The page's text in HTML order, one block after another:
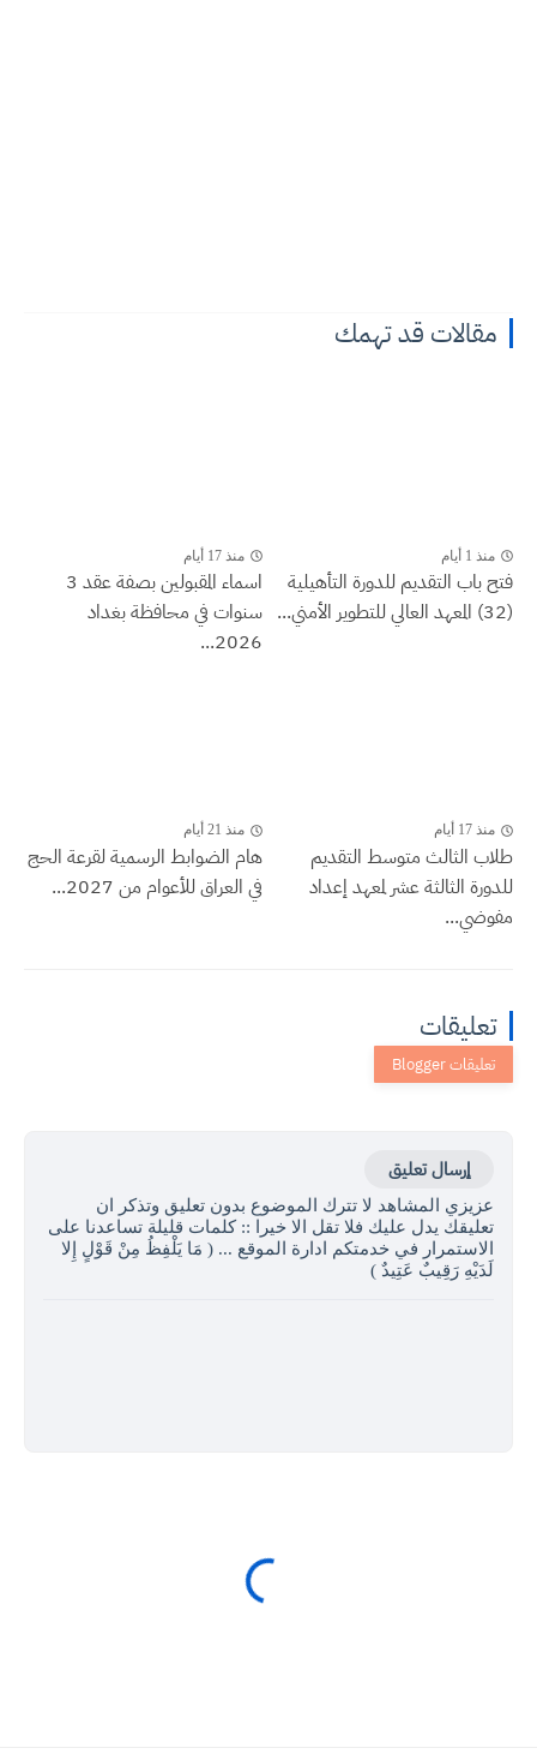
مقالات قد تهمك
منذ 1 أيام
فتح باب التقديم للدورة التأهيلية
(32) المعهد العالي للتطوير الأمني...
منذ 17 أيام
اسماء المقبولين بصفة عقد 3
سنوات في محافظة بغداد
2026...
منذ 17 أيام
طلاب الثالث متوسط التقديم
للدورة الثالثة عشر لمعهد إعداد
مفوضي...
منذ 21 أيام
هام الضوابط الرسمية لقرعة الحج
في العراق للأعوام من 2027...
تعليقات
إرسال تعليق
عزيزي المشاهد لا تترك الموضوع بدون تعليق وتذكر ان
تعليقك يدل عليك فلا تقل الا خيرا :: كلمات قليلة تساعدنا على
الاستمرار في خدمتكم ادارة الموقع ... ( مَا يَلْفِظُ مِنْ قَوْلٍ إِلا
لَدَيْهِ رَقِيبٌ عَتِيدٌ )